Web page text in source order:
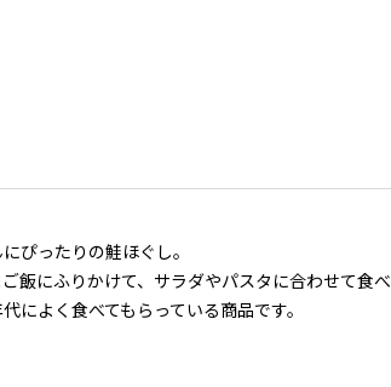
ぴったりの鮭ほぐし。
飯にふりかけて、サラダやパスタに合わせて食
によく食べてもらっている商品です。